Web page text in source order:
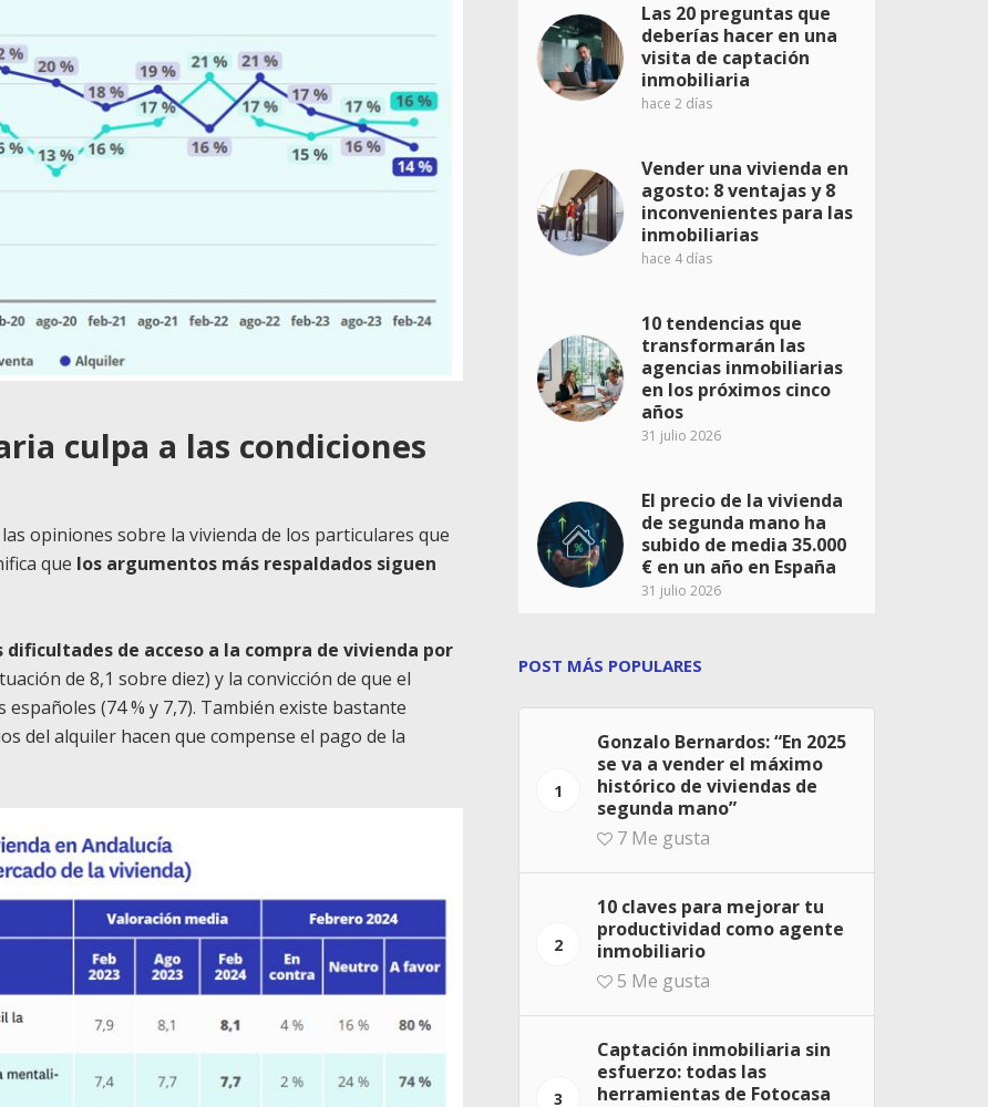
culpa a las condiciones
opiniones sobre la vivienda de los particulares que
que los argumentos más respaldados siguen
de acceso a la compra de vivienda por
de 8,1 sobre diez) y la convicción de que el
(74 % y 7,7). También existe bastante
del alquiler hacen que compense el pago de la
Las 20 preguntas que
deberías hacer en una
visita de captación
inmobiliaria
hace 2 días
Vender una vivienda en
agosto: 8 ventajas y 8
inconvenientes para las
inmobiliarias
hace 4 días
10 tendencias que
transformarán las
agencias inmobiliarias
en los próximos cinco
años
31 julio 2026
El precio de la vivienda
de segunda mano ha
subido de media 35.000
€ en un año en España
31 julio 2026
POST MÁS POPULARES
1
Gonzalo Bernardos: “En 2025
se va a vender el máximo
histórico de viviendas de
segunda mano”
7 Me gusta
2
10 claves para mejorar tu
productividad como agente
inmobiliario
5 Me gusta
3
Captación inmobiliaria sin
esfuerzo: todas las
herramientas de Fotocasa